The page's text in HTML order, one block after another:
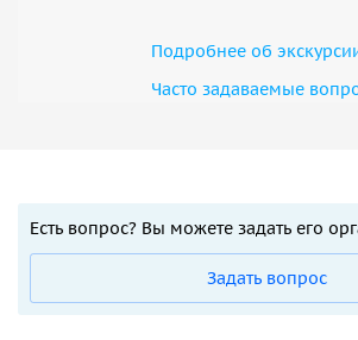
Подробнее об
Часто задаваемые
Есть вопрос? Вы можете задать его
Задать вопрос